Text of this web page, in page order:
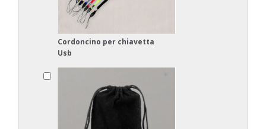
Cordoncino per chiavetta
Usb